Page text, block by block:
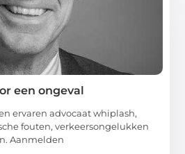
een ongeval
ervaren advocaat whiplash,
fouten, verkeersongelukken
Aanmelden